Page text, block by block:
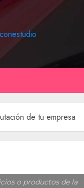
de tu empresa
o productos de la